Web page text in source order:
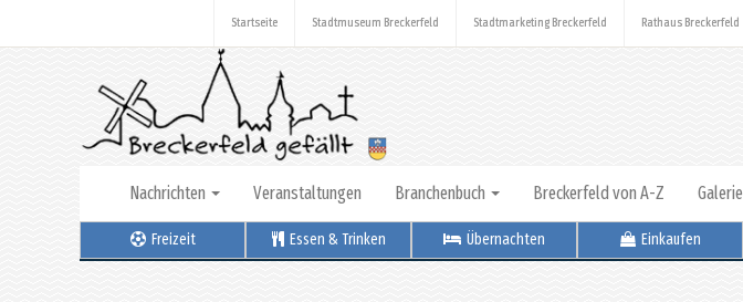
Startseite Stadtmuseum Breckerfeld Stadtmarketing Breckerfeld Rathaus Breckerfeld
Nachrichten Veranstaltungen Branchenbuch Breckerfeld von A-Z Galerie
Freizeit Essen & Trinken Übernachten Einkaufen